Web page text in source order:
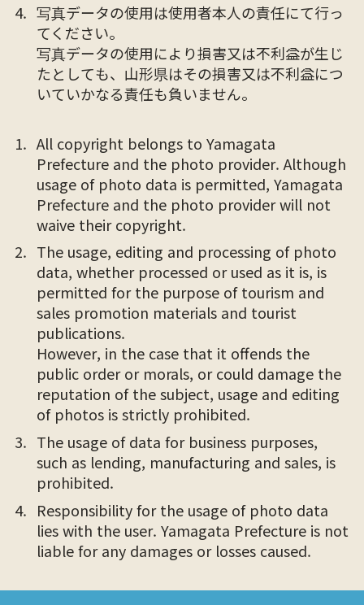
写真データの使用は使用者本人の責任にて行っ
てください。
写真データの使用により損害又は不利益が生じ
たとしても、山形県はその損害又は不利益につ
いていかなる責任も負いません。
All copyright belongs to Yamagata
Prefecture and the photo provider. Although
usage of photo data is permitted, Yamagata
Prefecture and the photo provider will not
waive their copyright.
The usage, editing and processing of photo
data, whether processed or used as it is, is
permitted for the purpose of tourism and
sales promotion materials and tourist
publications.
However, in the case that it offends the
public order or morals, or could damage the
reputation of the subject, usage and editing
of photos is strictly prohibited.
The usage of data for business purposes,
such as lending, manufacturing and sales, is
prohibited.
Responsibility for the usage of photo data
lies with the user. Yamagata Prefecture is not
liable for any damages or losses caused.